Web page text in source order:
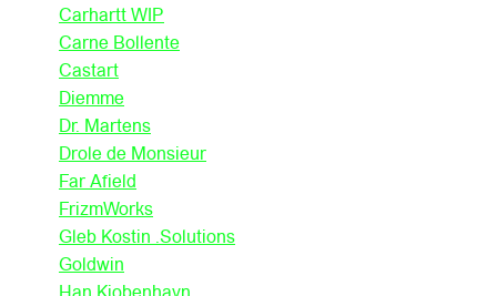
Carhartt WIP
Carne Bollente
Castart
Diemme
Dr. Martens
Drole de Monsieur
Far Afield
FrizmWorks
Gleb Kostin .Solutions
Goldwin